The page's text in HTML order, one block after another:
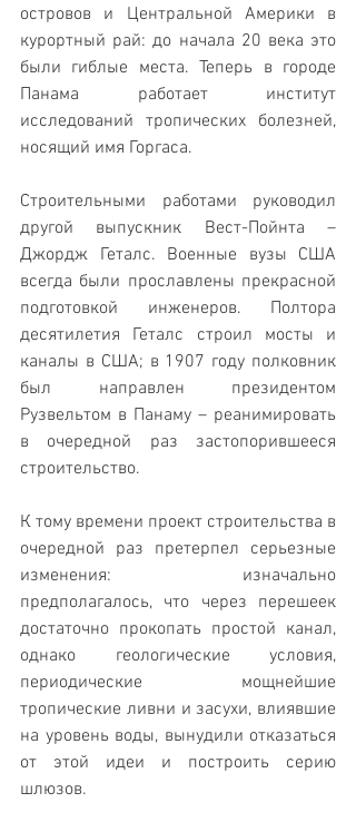
островов и Центральной Америки в
курортный рай: до начала 20 века это
были гиблые места. Теперь в городе
Панама работает институт
исследований тропических болезней,
носящий имя Горгаса.
Строительными работами руководил
другой выпускник Вест-Пойнта –
Джордж Геталс. Военные вузы США
всегда были прославлены прекрасной
подготовкой инженеров. Полтора
десятилетия Геталс строил мосты и
каналы в США; в 1907 году полковник
был направлен президентом
Рузвельтом в Панаму – реанимировать
в очередной раз застопорившееся
строительство.
К тому времени проект строительства в
очередной раз претерпел серьезные
изменения: изначально
предполагалось, что через перешеек
достаточно прокопать простой канал,
однако геологические условия,
периодические мощнейшие
тропические ливни и засухи, влиявшие
на уровень воды, вынудили отказаться
от этой идеи и построить серию
шлюзов.